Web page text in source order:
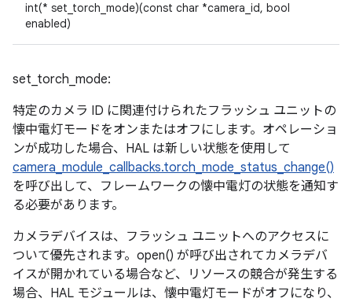
int(* set_torch_mode)(const char *camera_id, bool
enabled)
set_torch_mode:
特定のカメラ ID に関連付けられたフラッシュ ユニットの
懐中電灯モードをオンまたはオフにします。オペレーショ
ンが成功した場合、HAL は新しい状態を使用して
camera_module_callbacks.torch_mode_status_change()
を呼び出して、フレームワークの懐中電灯の状態を通知す
る必要があります。
カメラデバイスは、フラッシュ ユニットへのアクセスに
ついて優先されます。open() が呼び出されてカメラデバ
イスが開かれている場合など、リソースの競合が発生する
場合、HAL モジュールは、懐中電灯モードがオフになり、